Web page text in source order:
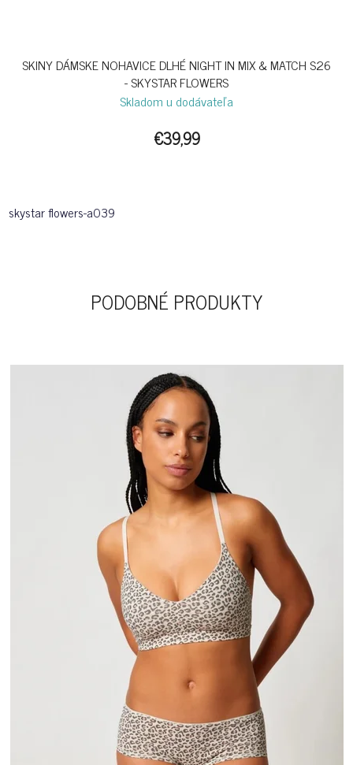
SKINY DÁMSKE NOHAVICE DLHÉ NIGHT IN MIX & MATCH S26
- SKYSTAR FLOWERS
Skladom u dodávateľa
€39,99
skystar flowers-a039
PODOBNÉ PRODUKTY